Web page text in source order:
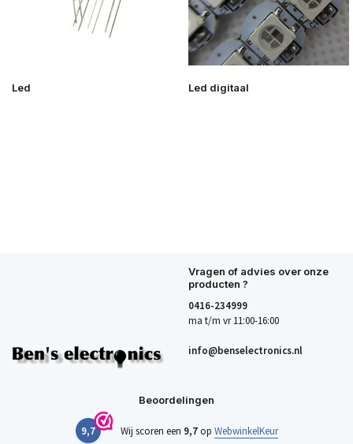
Led Led digitaal
Vragen of advies over onze
producten ?
0416-234999
ma t/m vr 11:00-16:00
info@benselectronics.nl
Beoordelingen
9,7 Wij scoren een 9,7op WebwinkelKeur